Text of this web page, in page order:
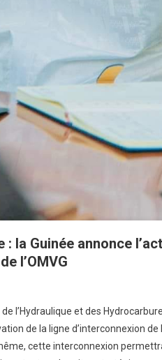
: la Guinée annonce
l’OMVG
de l’Hydraulique et des
de la ligne d’interconnexion de
cette interconnexion